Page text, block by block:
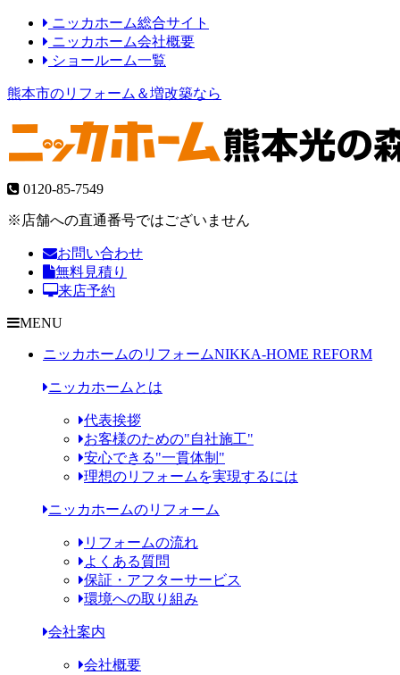
ニッカホーム総合サイト
ニッカホーム会社概要
ショールーム一覧
熊本市のリフォーム＆増改築なら
0120-85-7549
※店舗への直通番号ではございません
お問い合わせ
無料見積り
来店予約
MENU
ニッカホームのリフォームNIKKA-HOME REFORM
ニッカホームとは
代表挨拶
お客様のための"自社施工"
安心できる"一貫体制"
理想のリフォームを実現するには
ニッカホームのリフォーム
リフォームの流れ
よくある質問
保証・アフターサービス
環境への取り組み
会社案内
会社概要